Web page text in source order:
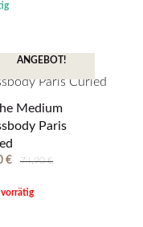
ANGEBOT!
Medium
Paris
€ 74,90€